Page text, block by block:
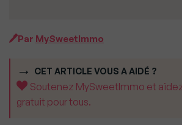
Par MySweetImmo
CET ARTICLE VOUS A AIDÉ ?
Soutenez MySweetImmo et
gratuit pour tous.